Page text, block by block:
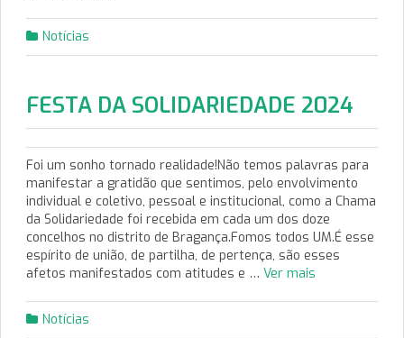
Notícias
FESTA DA SOLIDARIEDADE 2024
Foi um sonho tornado realidade!Não temos palavras para
manifestar a gratidão que sentimos, pelo envolvimento
individual e coletivo, pessoal e institucional, como a Chama
da Solidariedade foi recebida em cada um dos doze
concelhos no distrito de Bragança.Fomos todos UM.É esse
espírito de união, de partilha, de pertença, são esses
afetos manifestados com atitudes e … Ver mais
Notícias